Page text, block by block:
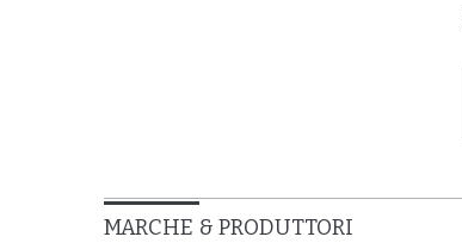
MARCHE & PRODUTTORI